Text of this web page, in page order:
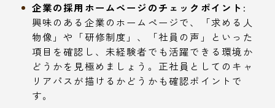
企業の採用ホームページのチェックポイント:
興味のある企業のホームページで、「求める人
物像」や「研修制度」、「社員の声」といった
項目を確認し、未経験者でも活躍できる環境か
どうかを見極めましょう。正社員としてのキャ
リアパスが描けるかどうかも確認ポイントで
す。